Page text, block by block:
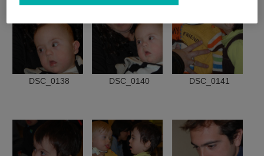
DSC_0138 DSC_0140 DSC_0141